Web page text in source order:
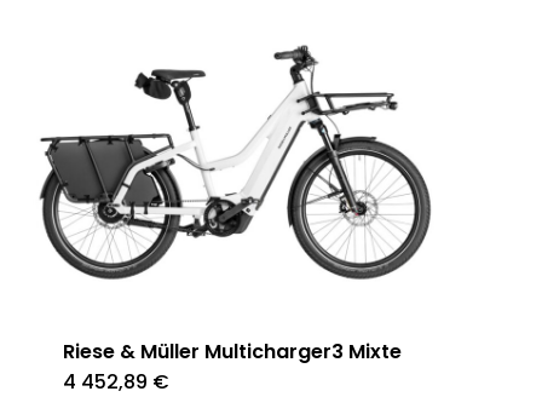
Riese & Müller Multicharger3 Mixte
4 452,89 €